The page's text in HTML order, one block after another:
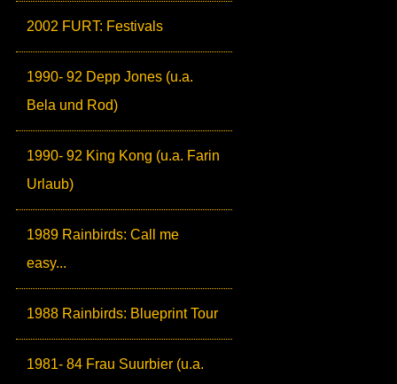
2002 FURT: Festivals
1990- 92 Depp Jones (u.a.
Bela und Rod)
1990- 92 King Kong (u.a. Farin
Urlaub)
1989 Rainbirds: Call me
easy...
1988 Rainbirds: Blueprint Tour
1981- 84 Frau Suurbier (u.a.